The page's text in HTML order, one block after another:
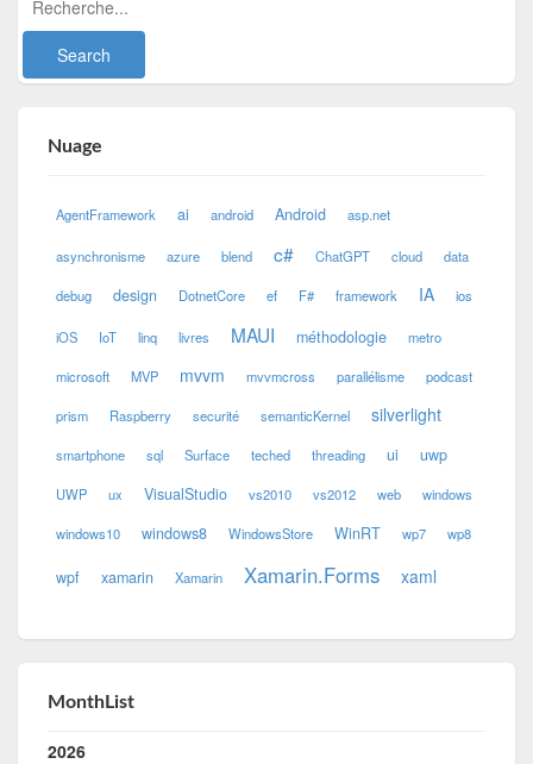
Nuage
AgentFramework ai android Android asp.net
asynchronisme azure blend c# ChatGPT cloud data
debug design DotnetCore ef F# framework IA ios
iOS IoT linq livres MAUI méthodologie metro
microsoft MVP mvvm mvvmcross parallélisme podcast
prism Raspberry securité semanticKernel silverlight
smartphone sql Surface teched threading ui uwp
UWP ux VisualStudio vs2010 vs2012 web windows
windows10 windows8 WindowsStore WinRT wp7 wp8
wpf xamarin Xamarin Xamarin.Forms xaml
MonthList
2026